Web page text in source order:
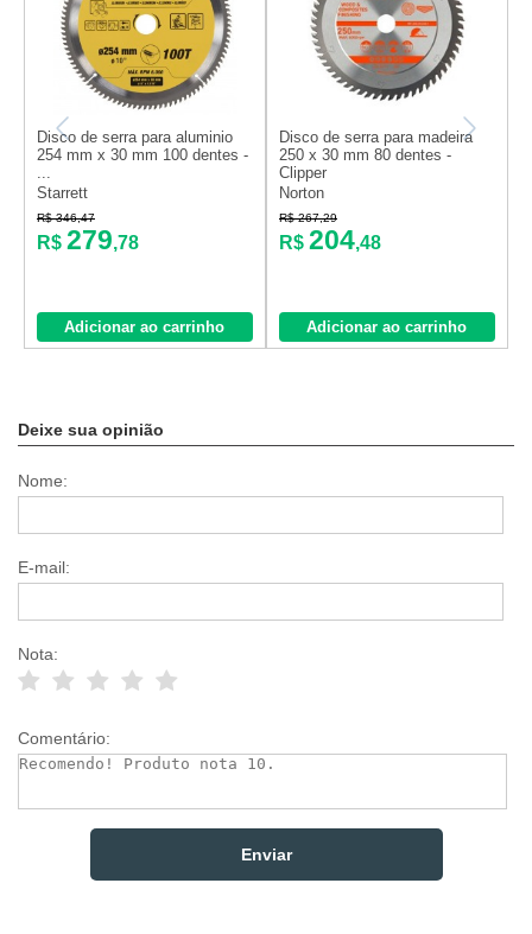
Disco de serra para aluminio
254 mm x 30 mm 100 dentes -
...
Starrett
R$ 346,47
R$ 279,78
Adicionar ao carrinho
Disco de serra para madeira
250 x 30 mm 80 dentes -
Clipper
Norton
R$ 267,29
R$ 204,48
Adicionar ao carrinho
Deixe sua opinião
Nome:
E-mail:
Nota:
Comentário: